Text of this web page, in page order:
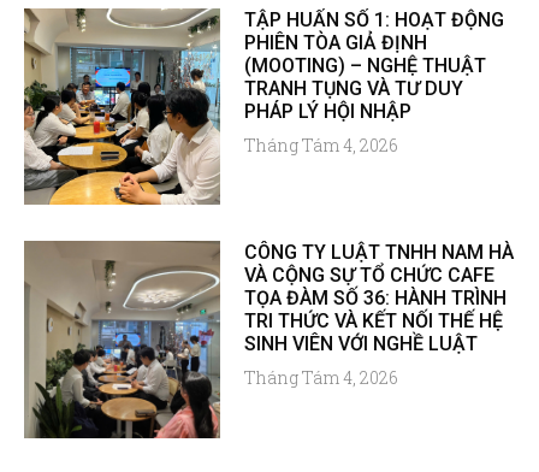
TẬP HUẤN SỐ 1: HOẠT ĐỘNG
PHIÊN TÒA GIẢ ĐỊNH
(MOOTING) – NGHỆ THUẬT
TRANH TỤNG VÀ TƯ DUY
PHÁP LÝ HỘI NHẬP
Tháng Tám 4, 2026
CÔNG TY LUẬT TNHH NAM HÀ
VÀ CỘNG SỰ TỔ CHỨC CAFE
TỌA ĐÀM SỐ 36: HÀNH TRÌNH
TRI THỨC VÀ KẾT NỐI THẾ HỆ
SINH VIÊN VỚI NGHỀ LUẬT
Tháng Tám 4, 2026